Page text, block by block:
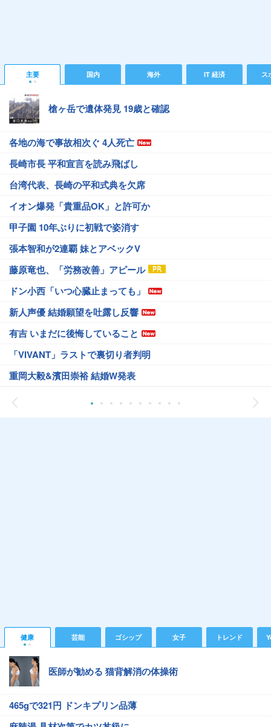
主要 国内 海外 IT 経済 ス
槍ヶ岳で遺体発見 19歳と確認
各地の海で事故相次ぐ 4人死亡
長崎市長 平和宣言を読み飛ばし
台湾代表、長崎の平和式典を欠席
イオン爆発「貴重品OK」と許可か
甲子園 10年ぶりに初戦で姿消す
張本智和が2連覇 妹とアベックV
藤原竜也、「労務改善」アピール
ドン小西「いつ心臓止まっても」
新人声優 結婚願望を吐露し反響
有吉 いまだに後悔していること
「VIVANT」ラストで裏切り者判明
重岡大毅&濱田崇裕 結婚W発表
健康 芸能 ゴシップ 女子 トレンド
医師が勧める 猫背解消の体操術
465gで321円 ドンキプリン品薄